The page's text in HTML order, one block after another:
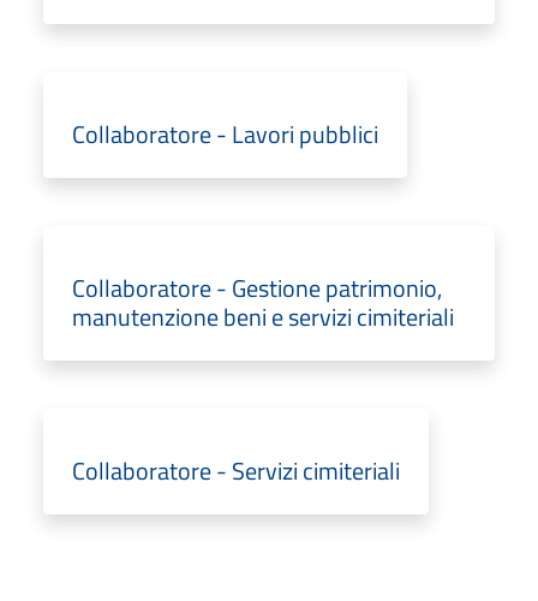
Collaboratore - Lavori pubblici
Collaboratore - Gestione patrimonio,
manutenzione beni e servizi cimiteriali
Collaboratore - Servizi cimiteriali